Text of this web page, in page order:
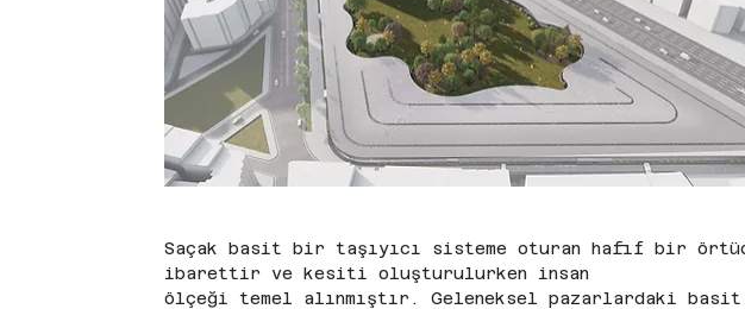
Saçak basit bir taşıyıcı sisteme oturan hafif bir
ibarettir ve kesiti oluşturulurken insan
ölçeği temel alınmıştır. Geleneksel pazarlardaki basit